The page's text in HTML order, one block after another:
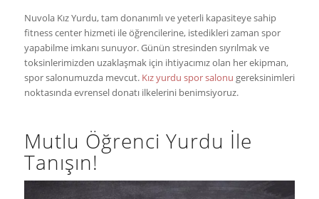
Nuvola Kız Yurdu, tam donanımlı ve yeterli kapasiteye sahip
fitness center hizmeti ile öğrencilerine, istedikleri zaman spor
yapabilme imkanı sunuyor. Günün stresinden sıyrılmak ve
toksinlerimizden uzaklaşmak için ihtiyacımız olan her ekipman,
spor salonumuzda mevcut. Kız yurdu spor salonu gereksinimleri
noktasında evrensel donatı ilkelerini benimsiyoruz.
Mutlu Öğrenci Yurdu İle
Tanışın!